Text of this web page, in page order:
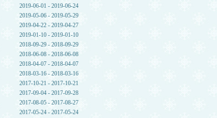
2019-06-01 - 2019-06-24
2019-05-06 - 2019-05-29
2019-04-22 - 2019-04-27
2019-01-10 - 2019-01-10
2018-09-29 - 2018-09-29
2018-06-08 - 2018-06-08
2018-04-07 - 2018-04-07
2018-03-16 - 2018-03-16
2017-10-21 - 2017-10-21
2017-09-04 - 2017-09-28
2017-08-05 - 2017-08-27
2017-05-24 - 2017-05-24